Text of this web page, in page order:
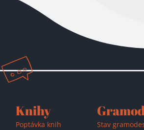
Knihy
Poptávka knih
Stav